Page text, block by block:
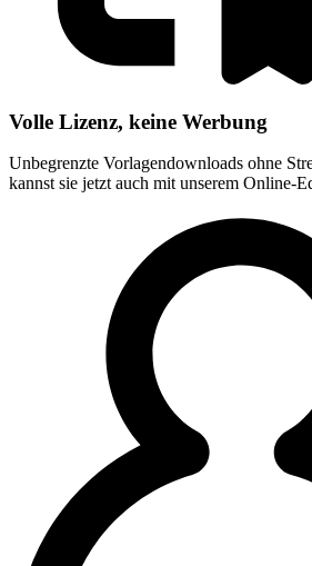
Volle Lizenz, keine Werbung
Unbegrenzte Vorlagendownloads ohne
kannst sie jetzt auch mit unserem Online-